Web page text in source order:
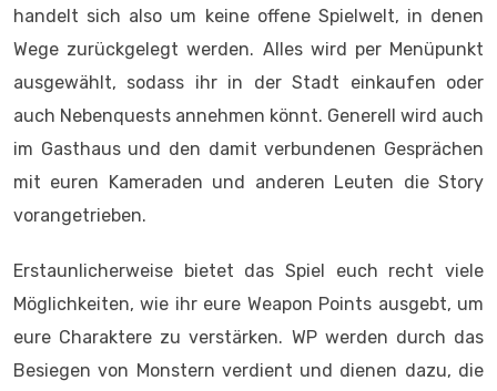
handelt sich also um keine offene Spielwelt, in denen
Wege zurückgelegt werden. Alles wird per Menüpunkt
ausgewählt, sodass ihr in der Stadt einkaufen oder
auch Nebenquests annehmen könnt. Generell wird auch
im Gasthaus und den damit verbundenen Gesprächen
mit euren Kameraden und anderen Leuten die Story
vorangetrieben.
Erstaunlicherweise bietet das Spiel euch recht viele
Möglichkeiten, wie ihr eure Weapon Points ausgebt, um
eure Charaktere zu verstärken. WP werden durch das
Besiegen von Monstern verdient und dienen dazu, die